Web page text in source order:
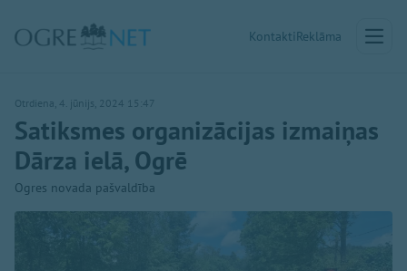
KontaktiReklāma
Otrdiena, 4. jūnijs, 2024 15:47
Satiksmes organizācijas izmaiņas
Dārza ielā, Ogrē
Ogres novada pašvaldība